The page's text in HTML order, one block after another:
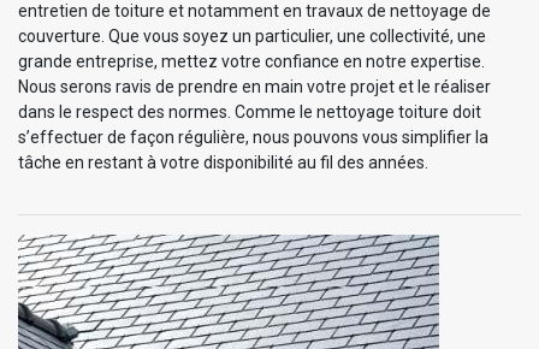
entretien de toiture et notamment en travaux de nettoyage de
couverture. Que vous soyez un particulier, une collectivité, une
grande entreprise, mettez votre confiance en notre expertise.
Nous serons ravis de prendre en main votre projet et le réaliser
dans le respect des normes. Comme le nettoyage toiture doit
s’effectuer de façon régulière, nous pouvons vous simplifier la
tâche en restant à votre disponibilité au fil des années.